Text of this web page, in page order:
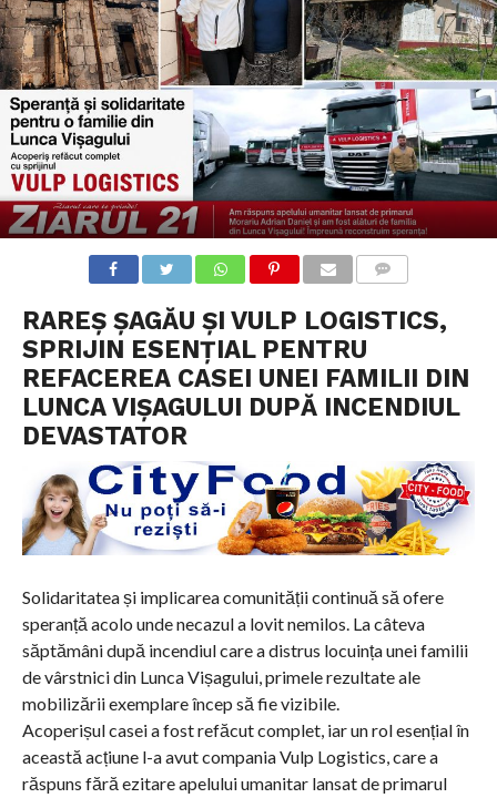
RAREȘ ȘAGĂU ȘI VULP LOGISTICS,
SPRIJIN ESENȚIAL PENTRU
REFACEREA CASEI UNEI FAMILII DIN
LUNCA VIȘAGULUI DUPĂ INCENDIUL
DEVASTATOR
Solidaritatea și implicarea comunității continuă să ofere
speranță acolo unde necazul a lovit nemilos. La câteva
săptămâni după incendiul care a distrus locuința unei familii
de vârstnici din Lunca Vișagului, primele rezultate ale
mobilizării exemplare încep să fie vizibile.
Acoperișul casei a fost refăcut complet, iar un rol esențial în
această acțiune l-a avut compania Vulp Logistics, care a
răspuns fără ezitare apelului umanitar lansat de primarul